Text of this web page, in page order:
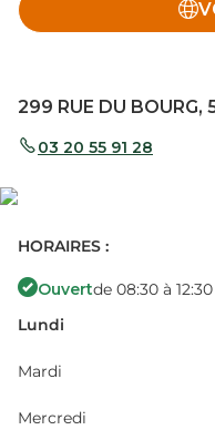
299 RUE DU
03 20 55 91 28
HORAIRES :
Ouvertde 08:30 à
Lundi
Mardi
Mercredi